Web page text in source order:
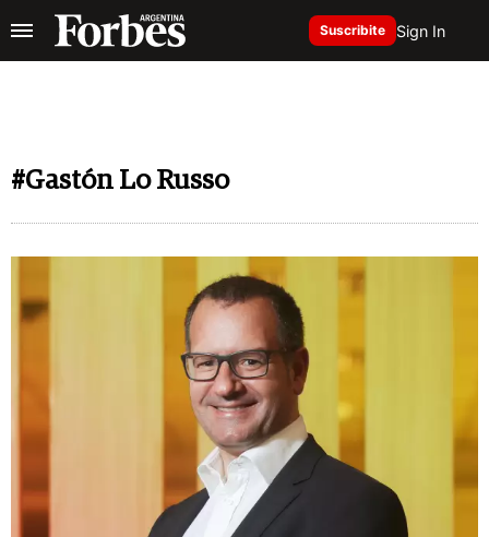
Suscribite Sign In
#Gastón Lo Russo